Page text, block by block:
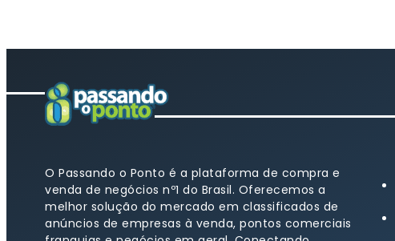
O Passando o Ponto é a plataforma de compra e
venda de negócios nº1 do Brasil. Oferecemos a
melhor solução do mercado em classificados de
anúncios de empresas à venda, pontos comerciais